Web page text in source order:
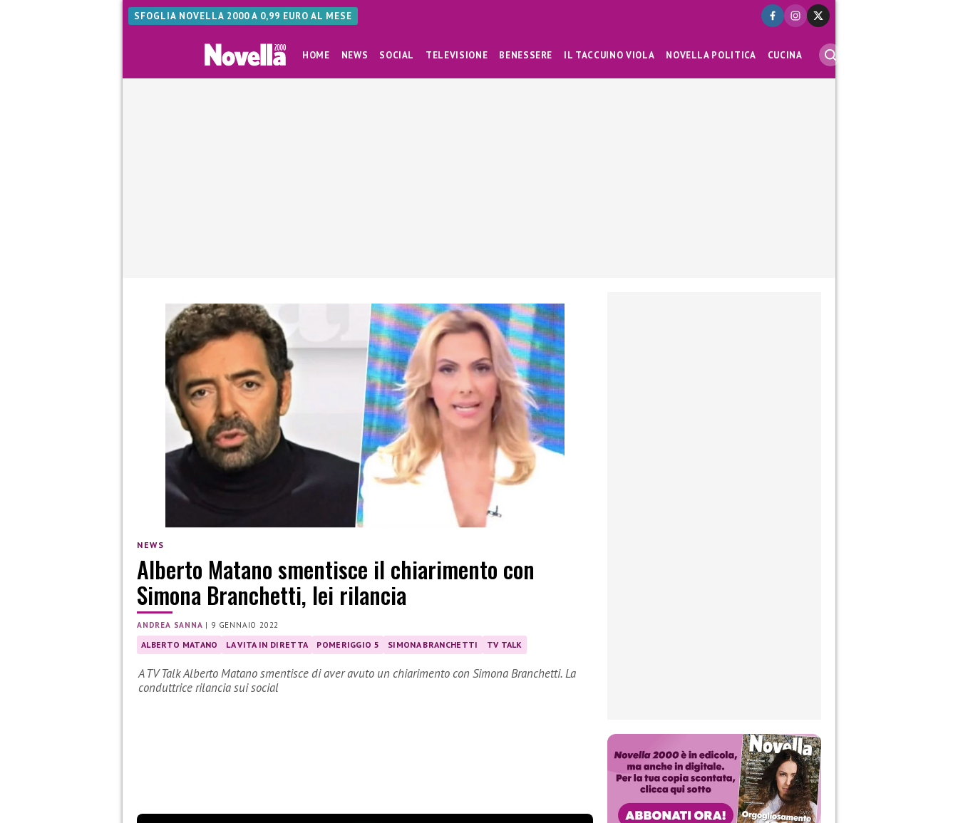
SFOGLIA NOVELLA 2000 A 0,99 EURO AL MESE
HOME NEWS SOCIAL TELEVISIONE BENESSERE IL TACCUINO VIOLA NOVELLA POLITICA CUCINA
NEWS
Alberto Matano smentisce il chiarimento con
Simona Branchetti, lei rilancia
ANDREA SANNA | 9 GENNAIO 2022
ALBERTO MATANO LA VITA IN DIRETTA POMERIGGIO 5 SIMONA BRANCHETTI TV TALK
A TV Talk Alberto Matano smentisce di aver avuto un chiarimento con Simona Branchetti. La
conduttrice rilancia sui social